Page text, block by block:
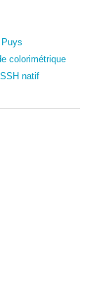
colorimétrique
natif